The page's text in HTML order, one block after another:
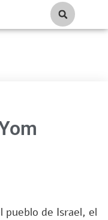
pueblo de Israel, el